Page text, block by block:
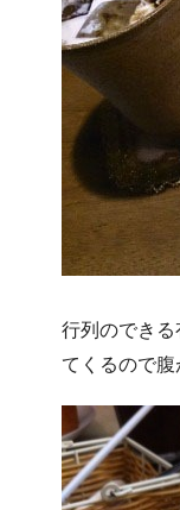
行列のでき
てくるので腹